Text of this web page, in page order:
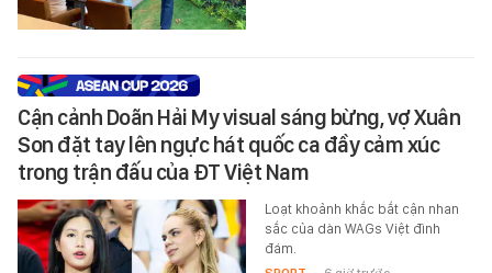
Cận cảnh Doãn Hải My visual sáng bừng, vợ Xuân
Son đặt tay lên ngực hát quốc ca đầy cảm xúc
trong trận đấu của ĐT Việt Nam
Loạt khoảnh khắc bắt cận nhan
sắc của dàn WAGs Việt đình
đám.